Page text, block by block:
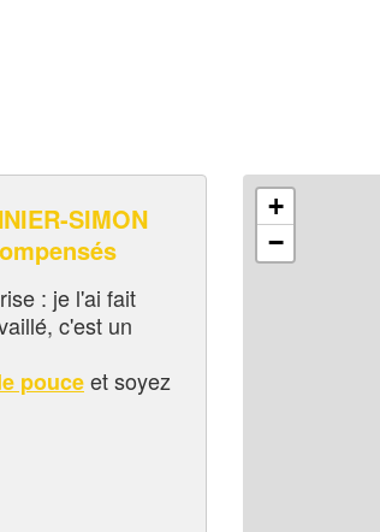
SIMON
: je l'ai fait
c'est un
pouceet soyez
+
−